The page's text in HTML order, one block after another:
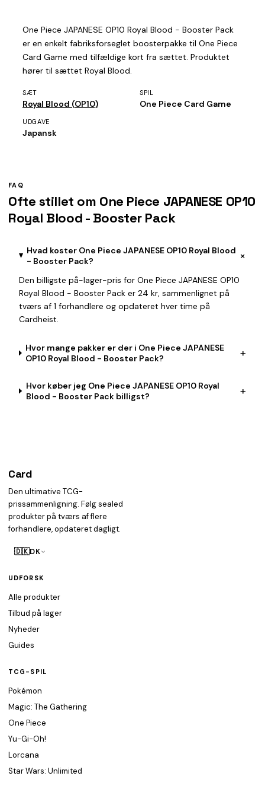
One Piece JAPANESE OP10 Royal Blood - Booster Pack
er en enkelt fabriksforseglet boosterpakke til One Piece
Card Game med tilfældige kort fra sættet. Produktet
hører til sættet Royal Blood.
SÆT
Royal Blood (OP10)
SPIL
One Piece Card Game
UDGAVE
Japansk
FAQ
Ofte stillet om One Piece JAPANESE OP10
Royal Blood - Booster Pack
Hvad koster One Piece JAPANESE OP10 Royal Blood
- Booster Pack?
+
Den billigste på-lager-pris for One Piece JAPANESE OP10
Royal Blood - Booster Pack er 24 kr, sammenlignet på
tværs af 1 forhandlere og opdateret hver time på
Cardheist.
Hvor mange pakker er der i One Piece JAPANESE
OP10 Royal Blood - Booster Pack?
+
Hvor køber jeg One Piece JAPANESE OP10 Royal
Blood - Booster Pack billigst?
+
Card
Den ultimative TCG-
prissammenligning. Følg sealed
produkter på tværs af flere
forhandlere, opdateret dagligt.
🇩🇰DK
UDFORSK
Alle produkter
Tilbud på lager
Nyheder
Guides
TCG-SPIL
Pokémon
Magic: The Gathering
One Piece
Yu-Gi-Oh!
Lorcana
Star Wars: Unlimited